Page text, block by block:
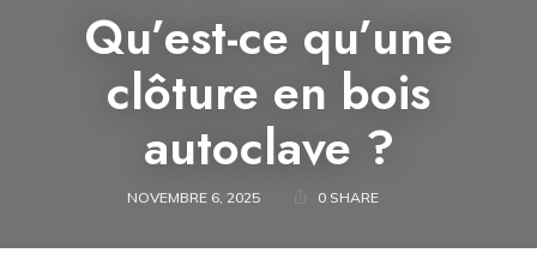
Qu’est-ce qu’une
clôture en bois
autoclave ?
NOVEMBRE 6, 2025 0 SHARE